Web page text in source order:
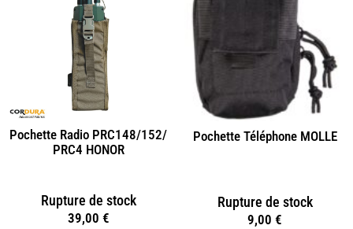
Pochette Radio PRC148/152/
PRC4 HONOR
Rupture de stock
39,00 €
Pochette Téléphone MOLLE
Rupture de stock
9,00 €